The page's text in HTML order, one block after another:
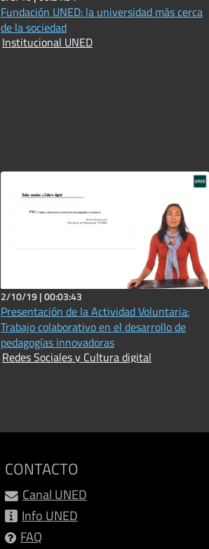
Fundación UNED: la universidad más cerca
de la sociedad
Institucional UNED
2/10/19 |00:03:43
Presentación de la Actividad Voluntaria:
Trabajo colaborativo en el desarrollo de
pedagogías innovadoras
Redes Sociales y Cultura digital
CONTACTO
Canal UNED
Info UNED
FAQ